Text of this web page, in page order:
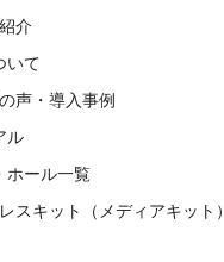
介
いて
声・導入事例
ル
ホール一覧
スキット（メディアキット）